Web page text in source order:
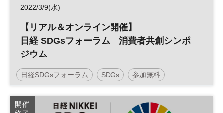
2022/3/9(水)
【リアル＆オンライン開催】
日経 SDGsフォーラム 消費者共創シンポ
ジウム
日経SDGsフォーラム SDGs 参加無料
開催